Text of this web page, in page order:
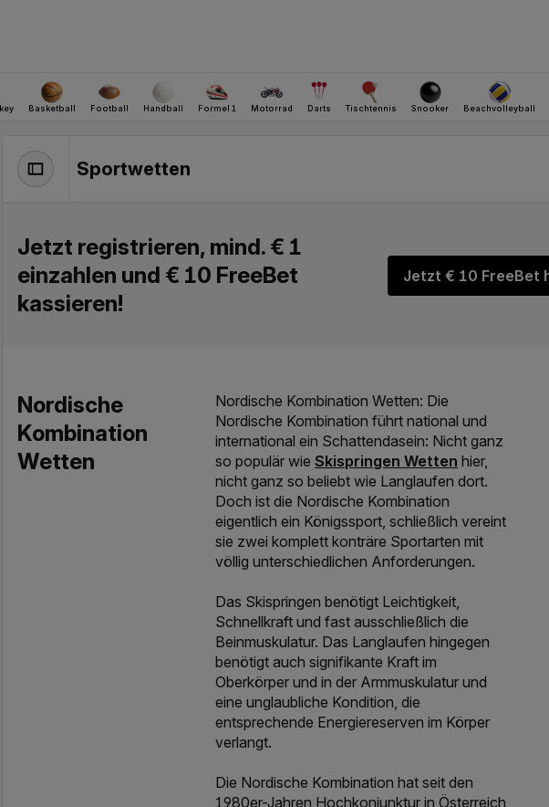
Jetzt € 10 FreeBet
Nordische Kombination Wetten: Die
Nordische Kombination führt national und
international ein Schattendasein: Nicht ganz
so populär wieLink der zu https://
Skispringen Wetten hier,
nicht ganz so beliebt wie Langlaufen dort.
Doch ist die Nordische Kombination
eigentlich ein Königssport, schließlich vereint
sie zwei komplett konträre Sportarten mit
völlig unterschiedlichen Anforderungen.
Das Skispringen benötigt Leichtigkeit,
Schnellkraft und fast ausschließlich die
Beinmuskulatur. Das Langlaufen hingegen
benötigt auch signifikante Kraft im
Oberkörper und in der Armmuskulatur und
eine unglaubliche Kondition, die
entsprechende Energiereserven im Körper
verlangt.
Die Nordische Kombination hat seit den
1980er-Jahren Hochkonjunktur in Österreich,